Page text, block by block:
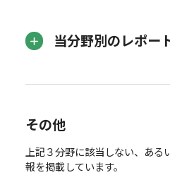
当分野別のレポー
その他
上記３分野に該当しない、ある
報を掲載しています。